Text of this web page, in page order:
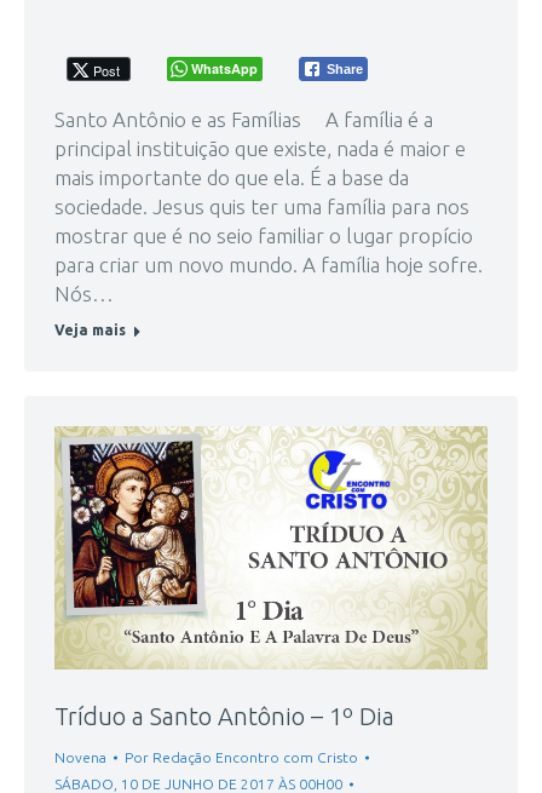
Post WhatsApp Share
Santo Antônio e as Famílias A família é a
principal instituição que existe, nada é maior e
mais importante do que ela. É a base da
sociedade. Jesus quis ter uma família para nos
mostrar que é no seio familiar o lugar propício
para criar um novo mundo. A família hoje sofre.
Nós…
Veja mais
Tríduo a Santo Antônio – 1º Dia
Novena Por Redação Encontro com Cristo
SÁBADO, 10 DE JUNHO DE 2017 ÀS 00H00